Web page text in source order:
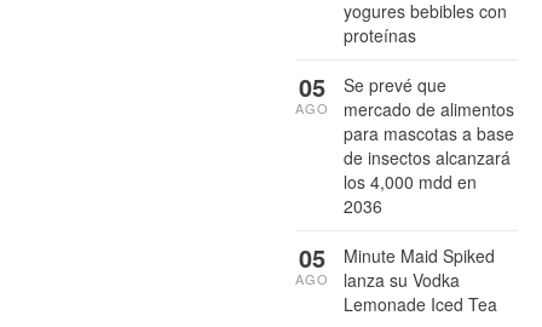
yogures bebibles con
proteínas
Se prevé que
mercado de alimentos
para mascotas a base
de insectos alcanzará
los 4,000 mdd en
2036
05
AGO
Minute Maid Spiked
lanza su Vodka
Lemonade Iced Tea
05
AGO